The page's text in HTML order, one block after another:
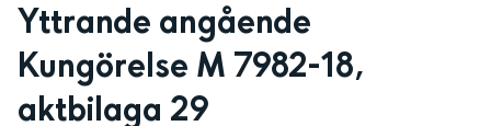
Yttrande angående
Kungörelse M 7982-18,
aktbilaga 29